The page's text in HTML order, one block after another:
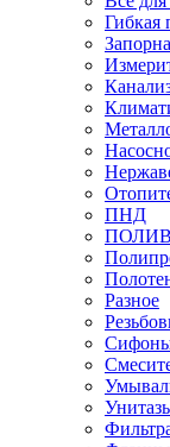
Гибкая
ПНД
ПОЛИВ
Разное